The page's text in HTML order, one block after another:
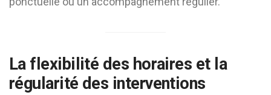
La flexibilité des horaires et la
régularité des interventions